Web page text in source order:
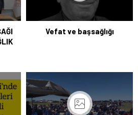
Vefat ve başsağlığı